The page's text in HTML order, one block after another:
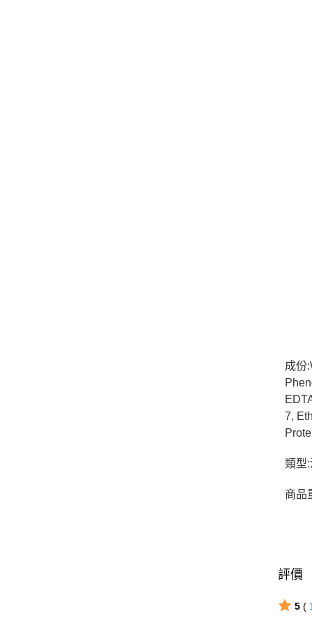
成份
7,
類型
商品
評價
5(